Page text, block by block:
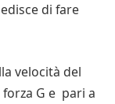
di fare
velocità del
forza G e pari a